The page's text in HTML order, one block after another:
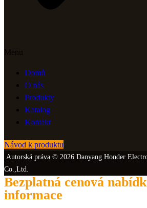
Menu
Domů
O nás
Produkty
Katalog
Kontakt
Návod k produktu
Autorská práva © 2026 Danyang Honder
Co.,Ltd.
Bezplatná cenová
informace